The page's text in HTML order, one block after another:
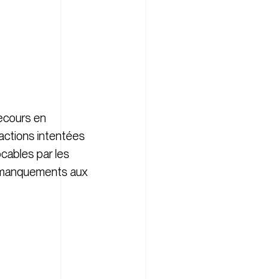
en
intentées
par les
aux